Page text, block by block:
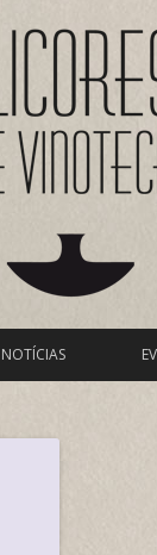
NOTÍCIAS